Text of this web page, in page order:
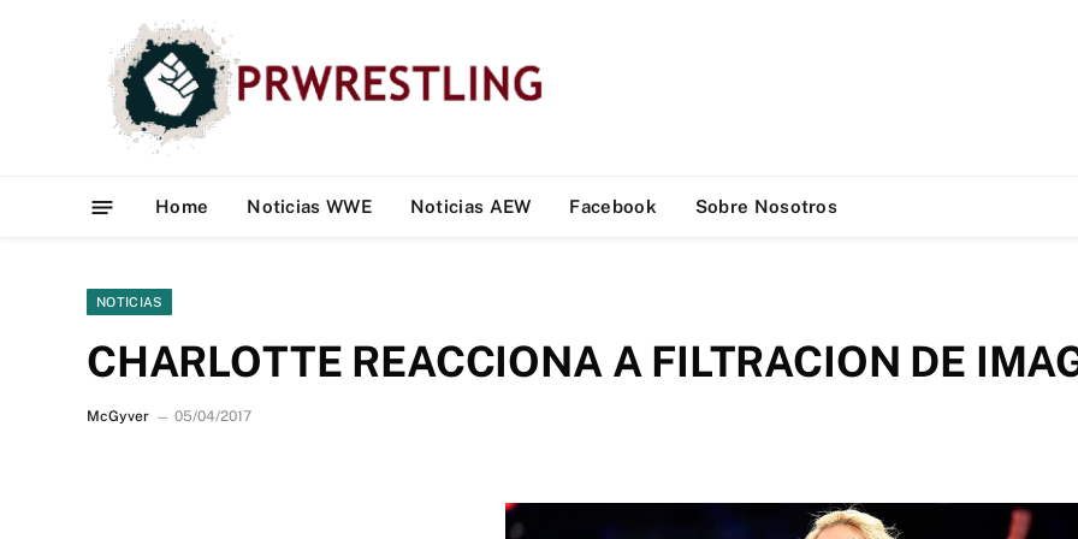
Home Noticias WWE Noticias AEW Facebook Sobre Nosotros
NOTICIAS
CHARLOTTE REACCIONA A FILTRACION DE
McGyver 05/04/2017